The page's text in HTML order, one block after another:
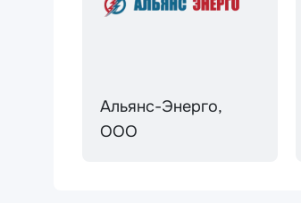
Альянс-Энерго,
ООО